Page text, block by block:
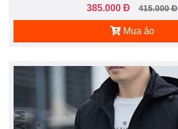
385.000 Đ
415.000 Đ
Mua áo